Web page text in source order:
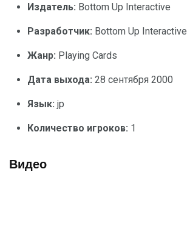
Издатель: Bottom Up Interactive
Разработчик: Bottom Up Interactive
Жанр: Playing Cards
Дата выхода: 28 сентября 2000
Язык: jp
Количество игроков: 1
Видео